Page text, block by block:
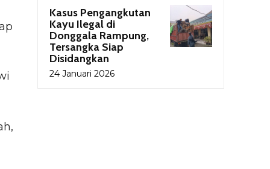
Kasus Pengangkutan
Kayu Ilegal di
Donggala Rampung,
Tersangka Siap
Disidangkan
24 Januari 2026